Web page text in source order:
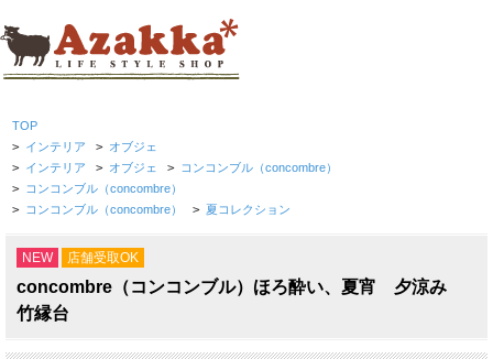
TOP
> インテリア > オブジェ
> インテリア > オブジェ > コンコンブル（concombre）
> コンコンブル（concombre）
> コンコンブル（concombre） > 夏コレクション
NEW 店舗受取OK
concombre（コンコンブル）ほろ酔い、夏宵 夕涼み
竹縁台